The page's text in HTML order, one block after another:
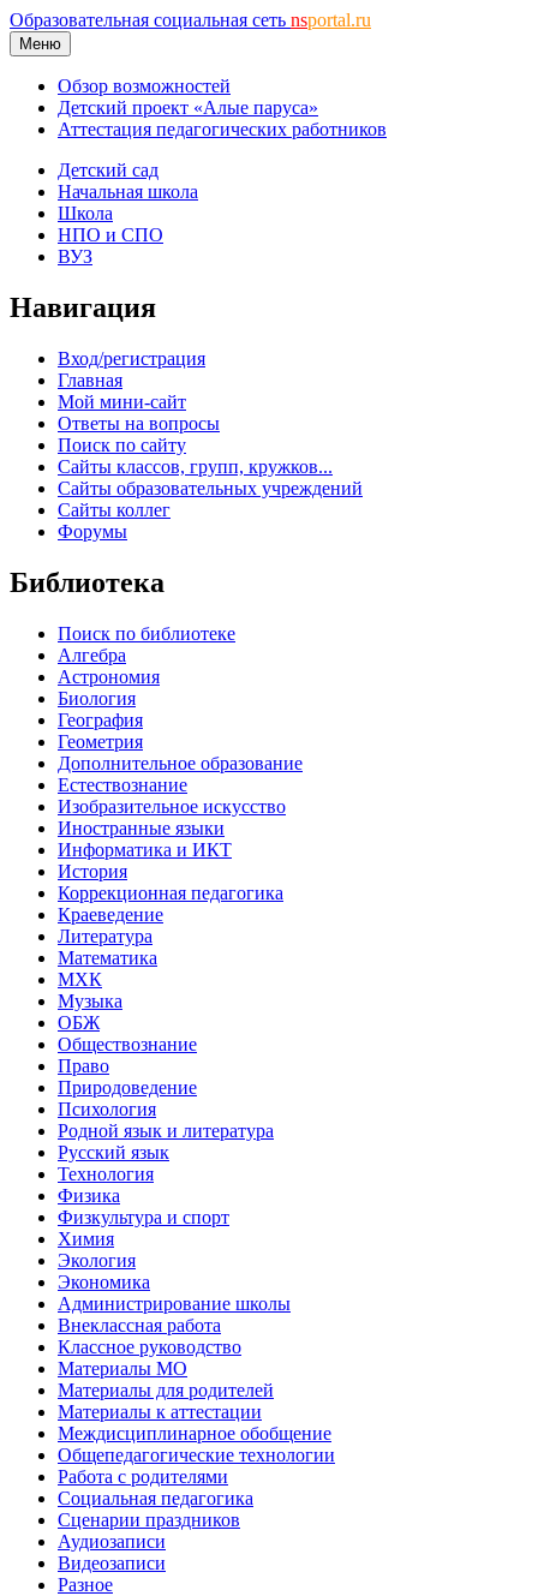
Образовательная социальная сеть nsportal.ru
Меню
Обзор возможностей
Детский проект «Алые паруса»
Аттестация педагогических работников
Детский сад
Начальная школа
Школа
НПО и СПО
ВУЗ
Навигация
Вход/регистрация
Главная
Мой мини-сайт
Ответы на вопросы
Поиск по сайту
Сайты классов, групп, кружков...
Сайты образовательных учреждений
Сайты коллег
Форумы
Библиотека
Поиск по библиотеке
Алгебра
Астрономия
Биология
География
Геометрия
Дополнительное образование
Естествознание
Изобразительное искусство
Иностранные языки
Информатика и ИКТ
История
Коррекционная педагогика
Краеведение
Литература
Математика
МХК
Музыка
ОБЖ
Обществознание
Право
Природоведение
Психология
Родной язык и литература
Русский язык
Технология
Физика
Физкультура и спорт
Химия
Экология
Экономика
Администрирование школы
Внеклассная работа
Классное руководство
Материалы МО
Материалы для родителей
Материалы к аттестации
Междисциплинарное обобщение
Общепедагогические технологии
Работа с родителями
Социальная педагогика
Сценарии праздников
Аудиозаписи
Видеозаписи
Разное